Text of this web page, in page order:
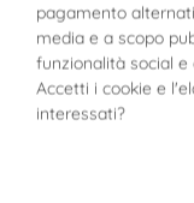
Materiale
Target
pagamento
media e a scopo
funzionalità social e
Accetti i cookie e
interessati?